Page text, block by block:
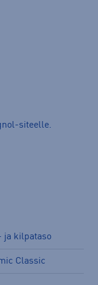
siteelle.
ja kilpataso
Classic